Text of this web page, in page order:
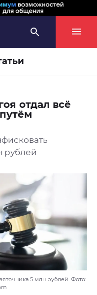
отдал всё
рублей
5 млн рублей. Фото: